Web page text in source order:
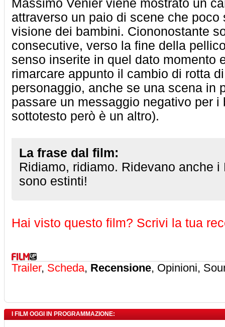
Massimo Venier viene mostrato un
attraverso un paio di scene che poco
visione dei bambini. Ciononostante
consecutive, verso la fine della
senso inserite in quel dato momento
rimarcare appunto il cambio di rotta
personaggio, anche se una scena in
passare un messaggio negativo per i
sottotesto però è un altro).
La frase dal film:
Ridiamo, ridiamo. Ridevano anche i
sono estinti!
Hai visto questo film? Scrivi la tua
Trailer, Scheda, Recensione, Opinioni,
I FILM OGGI IN PROGRAMMAZIONE: